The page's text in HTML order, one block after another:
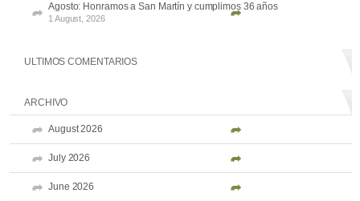
Agosto: Honramos a San Martín y cumplimos 36 años
1 August, 2026
ULTIMOS COMENTARIOS
ARCHIVO
August 2026
July 2026
June 2026